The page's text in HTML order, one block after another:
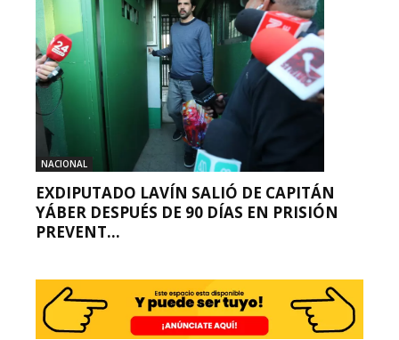
NACIONAL
EXDIPUTADO LAVÍN SALIÓ DE CAPITÁN
YÁBER DESPUÉS DE 90 DÍAS EN PRISIÓN
PREVENT...